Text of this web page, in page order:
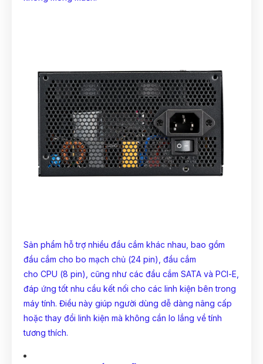
Sản phẩm hỗ trợ nhiều đầu cắm khác nhau, bao gồm
đầu cắm cho bo mạch chủ (24 pin), đầu cắm
cho CPU (8 pin), cũng như các đầu cắm SATA và PCI-E,
đáp ứng tốt nhu cầu kết nối cho các linh kiện bên trong
máy tính. Điều này giúp người dùng dễ dàng nâng cấp
hoặc thay đổi linh kiện mà không cần lo lắng về tính
tương thích.